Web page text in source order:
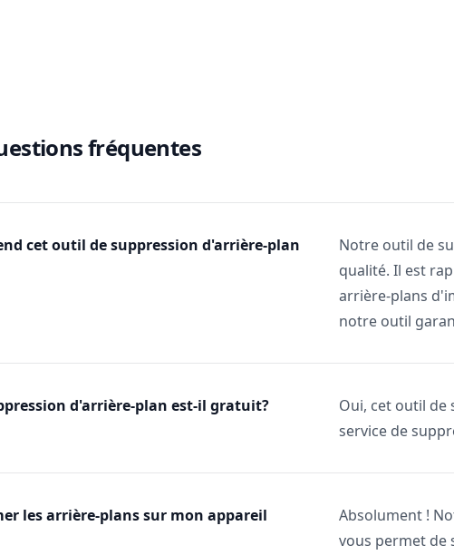
fréquentes
cet outil de suppression d'arrière-plan
Notre outil de
qualité. Il est
arrière-plans
notre outil
d'arrière-plan est-il gratuit?
Oui, cet outil de
service de
les arrière-plans sur mon appareil
Absolument !
vous permet de